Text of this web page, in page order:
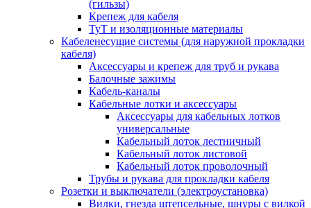
(гильзы)
Крепеж для кабеля
ТуТ и изоляционные материалы
Кабеленесущие системы (для наружной прокладки
кабеля)
Аксессуары и крепеж для труб и рукава
Балочные зажимы
Кабель-каналы
Кабельные лотки и аксессуары
Аксессуары для кабельных лотков
универсальные
Кабельный лоток лестничный
Кабельный лоток листовой
Кабельный лоток проволочный
Трубы и рукава для прокладки кабеля
Розетки и выключатели (электроустановка)
Вилки, гнезда штепсельные, шнуры с вилкой